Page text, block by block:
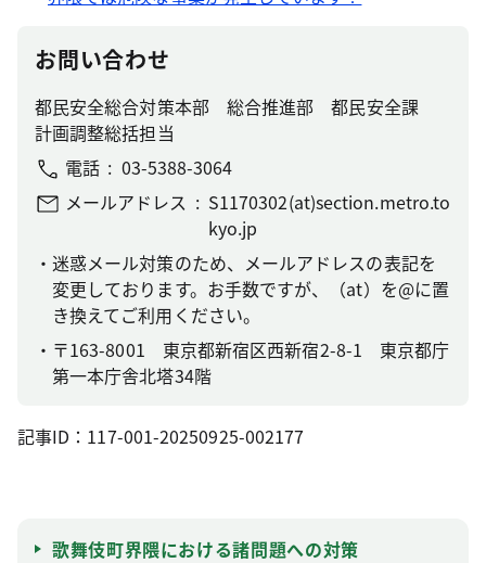
お問い合わせ
都民安全総合対策本部 総合推進部 都民安全課
計画調整総括担当
電話
03-5388-3064
メールアドレス
S1170302(at)section.metro.to
kyo.jp
迷惑メール対策のため、メールアドレスの表記を
変更しております。お手数ですが、（at）を@に置
き換えてご利用ください。
〒163-8001 東京都新宿区西新宿2-8-1 東京都庁
第一本庁舎北塔34階
記事ID：117-001-20250925-002177
歌舞伎町界隈における諸問題への対策